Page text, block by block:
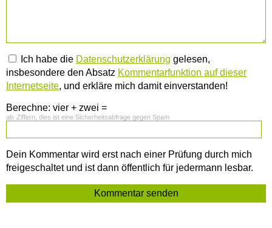
Ich habe die Datenschutzerklärung gelesen,
insbesondere den Absatz Kommentarfunktion auf dieser
Internetseite, und erkläre mich damit einverstanden!
Berechne: vier + zwei =
als Ziffern, dies ist eine Sicherheitsabfrage gegen Spam
Dein Kommentar wird erst nach einer Prüfung durch mich
freigeschaltet und ist dann öffentlich für jedermann lesbar.